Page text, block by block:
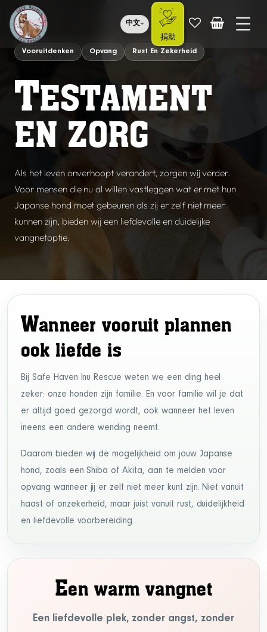
中文
捐助
Vooruitdenken Opvang Rust En Zekerheid
TESTAMENT
EN ZORG
Als het leven onverhoopt verandert, zorgen wij verder.
Voor mensen die nu al willen vastleggen wat er met hun
Japanse hond moet gebeuren als zij er zelf niet meer
kunnen zijn, bieden wij een liefdevolle en duidelijke
vangnetoptie.
Wanneer vooruit plannen
ook liefde is
Bij Safe Haven Inu Rescue weten we een ding heel
zeker: onze honden zijn familie. En voor familie wil je dat
er altijd goed gezorgd wordt, ook wanneer het leven
ineens een andere wending neemt.
Daarom bieden wij de mogelijkheid om jouw Japanse
hond, zoals een Shiba of Akita, aan te melden voor
opvang wanneer jij er zelf niet meer kunt zijn. Niet vanuit
haast of onzekerheid, maar juist vanuit rust, duidelijkheid
en liefdevolle voorbereiding.
Een warm vangnet
Een liefdevolle plek, zonder angst, zonder